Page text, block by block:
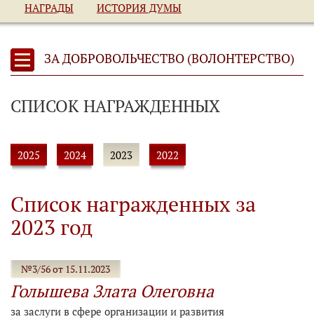
НАГРАДЫ ИСТОРИЯ ДУМЫ
ЗА ДОБРОВОЛЬЧЕСТВО (ВОЛОНТЕРСТВО)
СПИСОК НАГРАЖДЕННЫХ
2025 2024 2023 2022
Список награжденных за
2023 год
№3/56 от 15.11.2023
Голышева Злата Олеговна
за заслуги в сфере организации и развития